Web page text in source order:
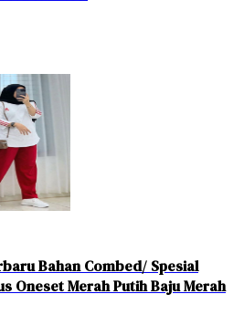
Bahan Combed/ Spesial
Oneset Merah Putih Baju Merah